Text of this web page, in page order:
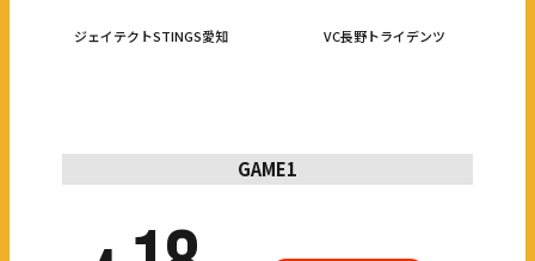
ジェイテクトSTINGS愛知 VC長野トライデンツ
GAME1